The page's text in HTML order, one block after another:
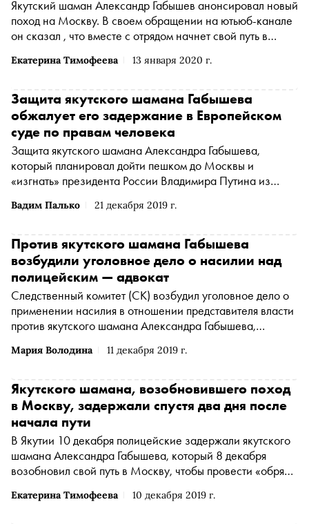
Екатерина Тимофеева 13 января 2020 г.
Якутский шаман Александр Габышев анонсировал новый
поход на Москву. В своем обращении на ютьюб-канале
он сказал , что вместе с отрядом начнет свой путь в
Вадим Палько 21 декабря 2019 г.
Защита якутского шамана Габышева
обжалует его задержание в Европейском
суде по правам человека
Защита якутского шамана Александра Габышева,
который планировал дойти пешком до Москвы и
«изгнать» президента России Владимира Путина из
по правам человека (ЕСПЧ), сообщает «МБХ медиа»
Мария Володина 11 декабря 2019 г.
Против якутского шамана Габышева
возбудили уголовное дело о насилии над
полицейским — адвокат
Следственный комитет (СК) возбудил уголовное дело о
применении насилия в отношении представителя власти
против якутского шамана Александра Габышева,
Москву, сообщает «МБХ медиа» со ссылкой на
Прянишникова(Прянишников Алексей Александрович
признан иностранным агентом*)
Екатерина Тимофеева 10 декабря 2019 г.
Якутского шамана, возобновившего поход
в Москву, задержали спустя два дня после
начала пути
В Якутии 10 декабря полицейские задержали якутского
шамана Александра Габышева, который 8 декабря
возобновил свой путь в Москву, чтобы провести «обряд
«Правозащиты Открытки»